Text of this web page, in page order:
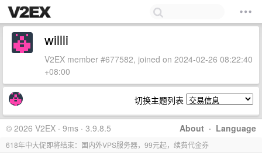
willli
V2EX member #677582, joined on 2024-02-26 08:22:40
+08:00
切换主题列表
About · Language
© 2026 V2EX · 9ms · 3.9.8.5
618年中大促即将结束：国内外VPS服务器，99元起，续费代金券